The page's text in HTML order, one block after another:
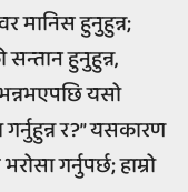
मानिस हुनुहुन्न;
हुनुहुन्न,
यसो
र?” यसकारण
गर्नुपर्छ; हाम्रो